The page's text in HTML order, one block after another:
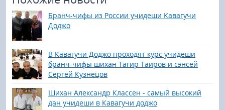
Бранч-чифы из России учидеши Кавагучи
Доджо
В Кавагучи Доджо проходят курс учидеши
бранч-чифы шихан Тагир Таиров и сэнсей
Сергей Кузнецов
Шихан Александр Классен - самый высокий
дан учидеши в Кавагучи доджо